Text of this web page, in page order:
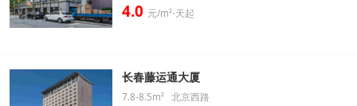
4.0 元/m²⋅天起
长春藤运通大厦
7.8-8.5m² 北京西路